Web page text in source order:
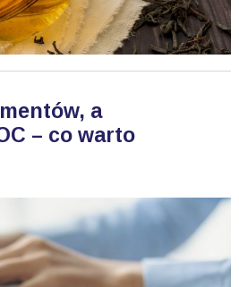
a
– co warto